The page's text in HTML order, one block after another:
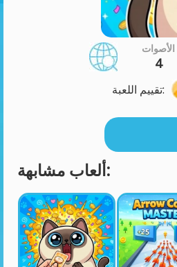
الأصوات
4
تقييم اللعبة:
ألعاب مشابهة: